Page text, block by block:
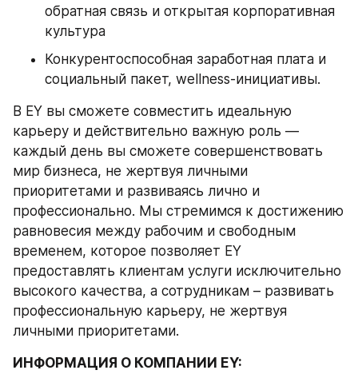
обратная связь и открытая корпоративная
культура
Конкурентоспособная заработная плата и
социальный пакет, wellness-инициативы.
В EY вы сможете совместить идеальную
карьеру и действительно важную роль —
каждый день вы сможете совершенствовать
мир бизнеса, не жертвуя личными
приоритетами и развиваясь лично и
профессионально. Мы стремимся к достижению
равновесия между рабочим и свободным
временем, которое позволяет EY
предоставлять клиентам услуги исключительно
высокого качества, а сотрудникам – развивать
профессиональную карьеру, не жертвуя
личными приоритетами.
ИНФОРМАЦИЯ О КОМПАНИИ EY: